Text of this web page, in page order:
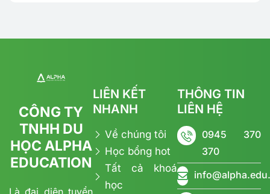
CÔNG TY
TNHH DU
HỌC ALPHA
EDUCATION
Là đại diện tuyển
LIÊN KẾT
NHANH
Về chúng tôi
Học bổng hot
Tất cả khoá
học
THÔNG TIN
LIÊN HỆ
0945 370
370